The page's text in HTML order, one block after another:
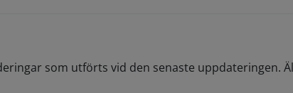
som utförts vid den senaste